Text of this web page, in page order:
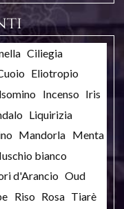
Ciliegia
Eliotropio
Incenso Iris
Liquirizia
Mandorla Menta
bianco
d'Arancio Oud
Riso Rosa Tiarè